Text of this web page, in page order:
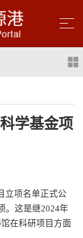
学基金项
项名单正式公
。这是继2024年
在科研项目方面